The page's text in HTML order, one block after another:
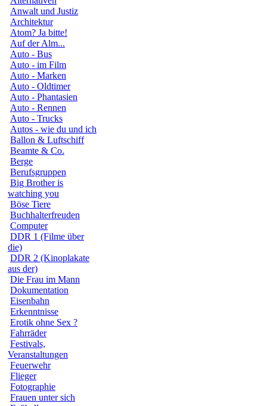
Anwalt und Justiz
Architektur
Atom? Ja bitte!
Auf der Alm...
Auto - Bus
Auto - im Film
Auto - Marken
Auto - Oldtimer
Auto - Phantasien
Auto - Rennen
Auto - Trucks
Autos - wie du und ich
Ballon & Luftschiff
Beamte & Co.
Berge
Berufsgruppen
Big Brother is
watching you
Böse Tiere
Buchhalterfreuden
Computer
DDR 1 (Filme über
die)
DDR 2 (Kinoplakate
aus der)
Die Frau im Mann
Dokumentation
Eisenbahn
Erkenntnisse
Erotik ohne Sex ?
Fahrräder
Festivals,
Veranstaltungen
Feuerwehr
Flieger
Fotographie
Frauen unter sich